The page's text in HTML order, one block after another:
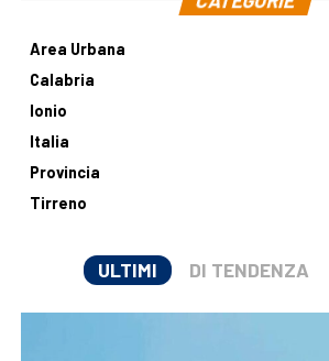
Area Urbana
Calabria
Ionio
Italia
Provincia
Tirreno
ULTIMI DI TENDENZA